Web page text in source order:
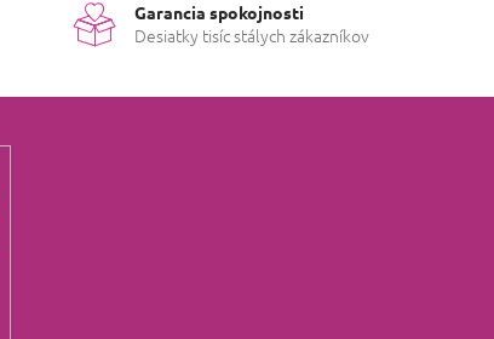
Garancia spokojnosti
Desiatky tisíc stálych zákazníkov